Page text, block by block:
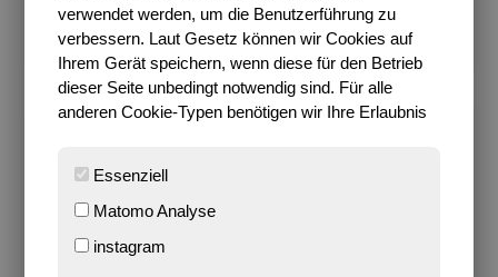
11 Kommentare
Frau Mondgras – Das bin ich, Sari. Gerne auch als
Fach-Mutter, Heldenehefrau, Kreativling,
Harmoniesüchtig und ständig auf der Suche nach
verwendet werden, um die Benutzerführung zu
verbessern. Laut Gesetz können wir Cookies auf
Ihrem Gerät speichern, wenn diese für den Betrieb
dieser Seite unbedingt notwendig sind. Für alle
anderen Cookie-Typen benötigen wir Ihre Erlaubnis
Essenziell
Matomo Analyse
instagram